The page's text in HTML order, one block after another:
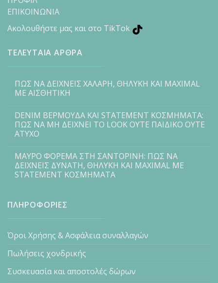
ΕΠΙΚΟΙΝΩΝΙΑ
Ακολουθήστε μας και στο TikTok
ΤΕΛΕΥΤΑΙΑ ΑΡΘΡΑ
ΠΩΣ ΝΑ ΔΕΙΧΝΕΙΣ ΧΑΛΑΡΗ, ΘΗΛΥΚΗ ΚΑΙ MAXIMAL
ΜΕ ΑΙΣΘΗΤΙΚΗ
DENIM ΒΕΡΜΟΥΔΑ ΚΑΙ STATEMENT ΚΟΣΜΗΜΑΤΑ:
ΠΩΣ ΝΑ ΜΗ ΔΕΙΧΝΕΙ ΤΟ LOOK ΟΥΤΕ ΠΑΙΔΙΚΟ ΟΥΤΕ
ΑΤΥΧΟ
ΜΑΥΡΟ ΦΟΡΕΜΑ ΣΤΗ ΣΑΝΤΟΡΙΝΗ: ΠΩΣ ΝΑ
ΔΕΙΧΝΕΙΣ ΔΥΝΑΤΗ, ΘΗΛΥΚΗ ΚΑΙ MAXIMAL ΜΕ
STATEMENT ΚΟΣΜΗΜΑΤΑ
ΠΛΗΡΟΦΟΡΙΕΣ
Όροι Χρήσης & Ασφάλεια συναλλαγών
Πωλήσεις χονδρικής
Συσκευασία και αποστολές δώρων